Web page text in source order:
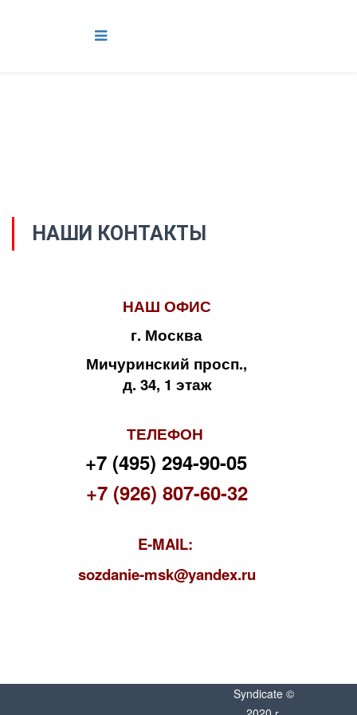
НАШИ КОНТАКТЫ
НАШ ОФИС
г. Москва
Мичуринский просп.,
д. 34, 1 этаж
ТЕЛЕФОН
+7 (495) 294-90-05
+7 (926) 807-60-32
E-MAIL:
sozdanie-msk@yandex.ru
Syndicate ©